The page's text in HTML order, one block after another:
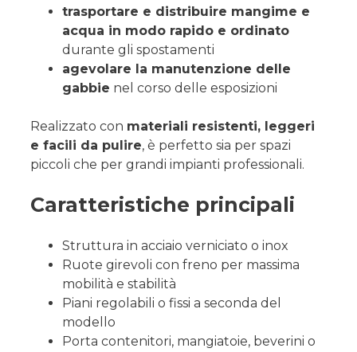
trasportare e distribuire mangime e
acqua in modo rapido e ordinato
durante gli spostamenti
agevolare la manutenzione delle
gabbie nel corso delle esposizioni
Realizzato con materiali resistenti, leggeri
e facili da pulire, è perfetto sia per spazi
piccoli che per grandi impianti professionali.
Caratteristiche principali
Struttura in acciaio verniciato o inox
Ruote girevoli con freno per massima
mobilità e stabilità
Piani regolabili o fissi a seconda del
modello
Porta contenitori, mangiatoie, beverini o